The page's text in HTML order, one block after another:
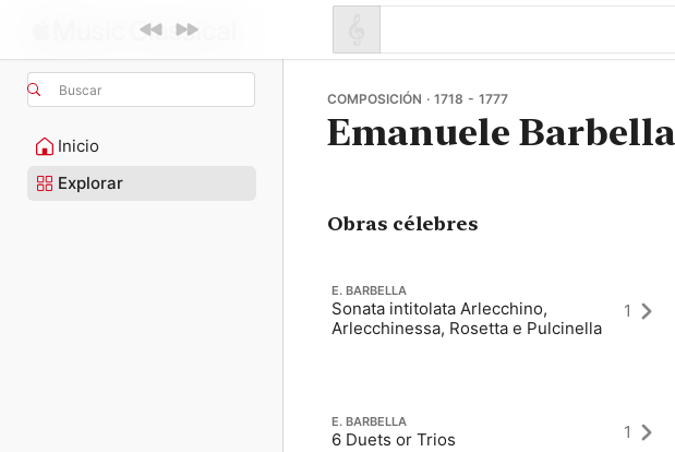
Buscar
Inicio
Explorar
COMPOSICIÓN · 1718 - 1777
Emanuele Barbella
Obras célebres
E. BARBELLA
Sonata intitolata Arlecchino,
Arlecchinessa, Rosetta e Pulcinella
1
E. BARBELLA
6 Duets or Trios 1